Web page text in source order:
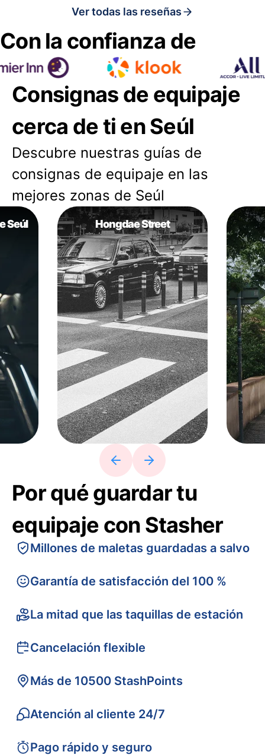
tranquila justo al norte de la
Ver todas las reseñas
Con la confianza de
Consignas de equipaje
cerca de ti en Seúl
Descubre nuestras guías de
consignas de equipaje en las
mejores zonas de Seúl
Seúl Hongdae Street
Por qué guardar tu
equipaje con Stasher
Millones de maletas guardadas a salvo
Garantía de satisfacción del 100 %
La mitad que las taquillas de estación
Cancelación flexible
Más de 10500 StashPoints
Atención al cliente 24/7
Pago rápido y seguro